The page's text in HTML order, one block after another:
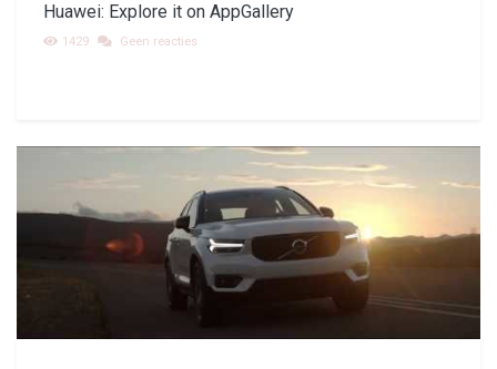
Huawei: Explore it on AppGallery
1429 Geen reacties